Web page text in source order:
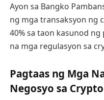
Ayon sa Bangko
ng mga transaksyon ng
40% sa taon kasunod
na mga regulasyon sa
Pagtaas ng Mga
Negosyo sa Crypto